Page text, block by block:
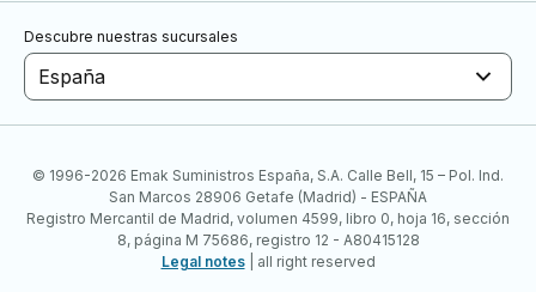
Descubre nuestras sucursales
España
© 1996-2026 Emak Suministros España, S.A. Calle Bell, 15 – Pol. Ind.
San Marcos 28906 Getafe (Madrid) - ESPAÑA
Registro Mercantil de Madrid, volumen 4599, libro 0, hoja 16, sección
8, página M 75686, registro 12 - A80415128
Legal notes| all right reserved